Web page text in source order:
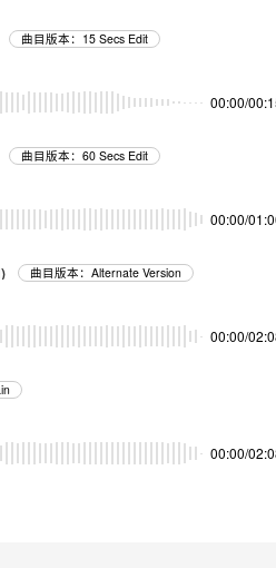
曲目版本：15 Secs Edit
00:00/
曲目版本：60 Secs Edit
00:00/
曲目版本：Alternate Version
00:00/
00:00/